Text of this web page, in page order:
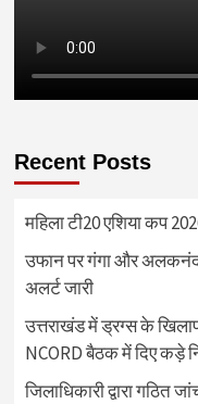
Recent Posts
महिला टी20 एशिया कप
उफान पर गंगा और
अलर्ट जारी
उत्तराखंड में ड्रग्स के
NCORD बैठक में दिए कड़े
जिलाधिकारी द्वारा गठित